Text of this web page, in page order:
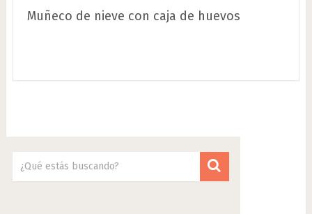
Muñeco de nieve con caja de huevos